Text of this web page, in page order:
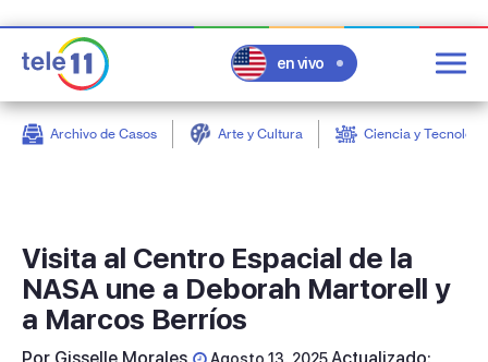
en vivo
Archivo de Casos Arte y Cultura Ciencia y
Visita al Centro Espacial de la
NASA une a Deborah Martorell y
a Marcos Berríos
post